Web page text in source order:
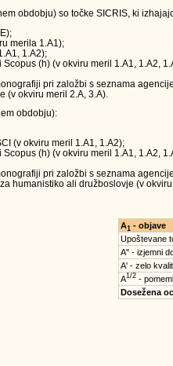
obdobju) so točke SICRIS, ki
merila 1.A1);
1.A2);
(h) (v okviru meril 1.A1, 1.A2,
pri založbi s seznama
(v okviru meril 2.A, 3.A).
obdobju):
(v okviru meril 1.A1, 1.A2);
(h) (v okviru meril 1.A1, 1.A2,
pri založbi s seznama
humanistiko ali družboslovje (v
A1 - objave
Upoštevane
A'' - izjemni
A' - zelo
A1/2-
Dosežena